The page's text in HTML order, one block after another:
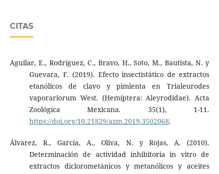
CITAS
Aguilar, E., Rodríguez, C., Bravo, H., Soto, M., Bautista, N. y
Guevara, F. (2019). Efecto insectistático de extractos
etanólicos de clavo y pimienta en Trialeurodes
vaporariorum West. (Hemíptera: Aleyrodidae). Acta
Zoológica Mexicana. 35(1), 1-11.
https://doi.org/10.21829/azm.2019.3502068.
Álvarez, R., García, A., Oliva, N. y Rojas, A. (2010).
Determinación de actividad inhibitoria in vitro de
extractos diclorometánicos y metanólicos y aceites